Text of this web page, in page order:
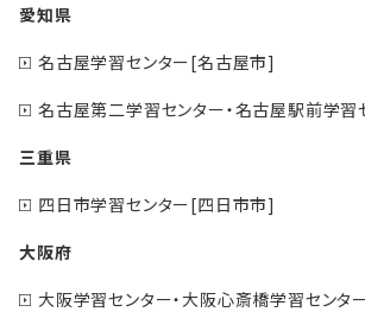
愛知県
名古屋学習センター[名古屋市]
名古屋第二学習センター・名古屋駅前学
三重県
四日市学習センター[四日市市]
大阪府
大阪学習センター・大阪心斎橋学習センタ